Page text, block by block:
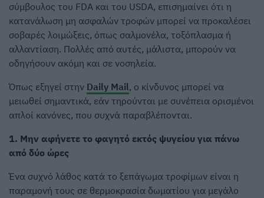
σύμβουλος του FDA και του USDA, επισημαίνει ότι η
κατανάλωση μη ασφαλών τροφών μπορεί να προκαλέσει
σοβαρές λοιμώξεις, όπως σαλμονέλα, τοξόπλασμα ή
αλλαντίαση. Πολλές από αυτές, μάλιστα, μπορούν να
οδηγήσουν ακόμη και σε νοσηλεία.
Όπως εξηγεί στην Daily Mail, ο κίνδυνος μπορεί να
μειωθεί σημαντικά, εάν τηρούνται με συνέπεια ορισμένοι
απλοί κανόνες, που συχνά παραβλέπονται.
1. Μην αφήνετε το φαγητό εκτός ψυγείου για πάνω
από δύο ώρες
Ένα συχνό λάθος κατά το ξεπάγωμα τροφίμων είναι η
παραμονή τους σε θερμοκρασία δωματίου για μεγάλο